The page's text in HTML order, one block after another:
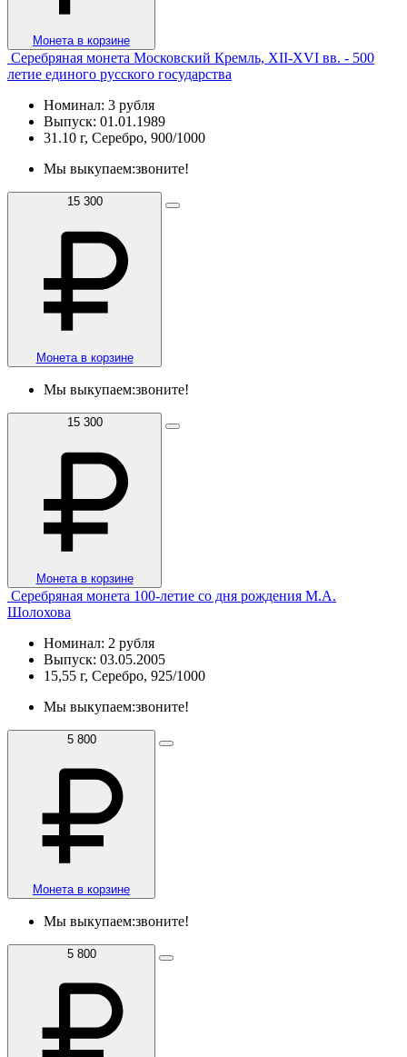
Монета в корзине
Серебряная монета Московский Кремль, XII-XVI вв. - 500
летие единого русского государства
Номинал: 3 рубля
Выпуск: 01.01.1989
31.10 г, Серебро, 900/1000
Мы выкупаем:звоните!
15 300
Монета в корзине
Мы выкупаем:звоните!
15 300
Монета в корзине
Серебряная монета 100-летие со дня рождения М.А.
Шолохова
Номинал: 2 рубля
Выпуск: 03.05.2005
15,55 г, Серебро, 925/1000
Мы выкупаем:звоните!
5 800
Монета в корзине
Мы выкупаем:звоните!
5 800